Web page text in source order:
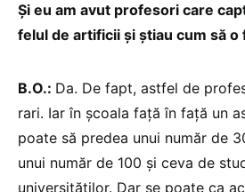
Și eu am avut profesori care
felul de artificii și știau cum să o
B.O.: Da. De fapt, astfel de
rari. Iar în școala față în față un
poate să predea unui număr de
unui număr de 100 și ceva de
universităților. Dar se poate ca